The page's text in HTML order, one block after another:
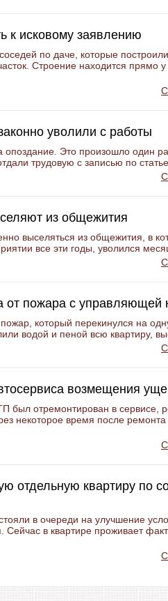
к исковому заявлению
по даче, которые
Строение находится прямо
уволили с работы
Это произошло один
трудовую с записью по статье
из общежития
выселяться из общежития, в
все эти годы, уволился
от пожара с управляющей
который перекинулся на
водой и пеной всю квартиру,
возмещения
был отремонтирован в сервисе,
некоторое время после
отдельную квартиру по
в очереди на улучшение
Сейчас в квартире проживает